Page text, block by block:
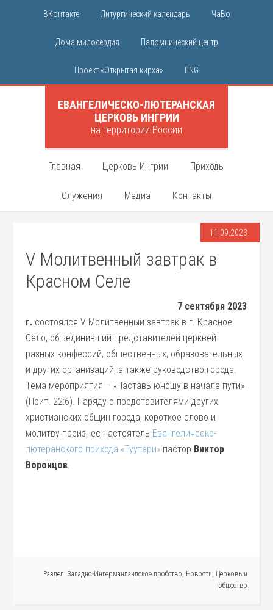
ВКонтакте Литургический календарь ЧаВо
Дома милосердия Паломнический центр
Проект «Открытая кирха» ENG
ЕВАНГЕЛИЧЕСКО-ЛЮТЕРАНСКАЯ
ЦЕРКОВЬ ИНГРИИ
на территории России
Главная Церковь Ингрии Приходы
Служения Медиа Контакты
11.09.2023
V Молитвенный завтрак в
Красном Селе
7 сентября 2023
г. состоялся V Молитвенный завтрак в г. Красное
Село, объединивший представителей церквей
разных конфессий, общественных, образовательных
и других организаций, а также руководство города.
Тема мероприятия – «Наставь юношу в начале пути»
(Прит. 22:6). Наряду с представителями других
христианских общин города, короткое слово и
молитву произнес настоятель Евангелическо-
лютеранского прихода «Туутари» пастор Виктор
Воронцов.
Раздел: Западно-Ингерманландское пробство, Новости, Церковь и
общество